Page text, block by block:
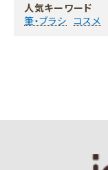
人気キーワード
筆・ブラシ コスメ